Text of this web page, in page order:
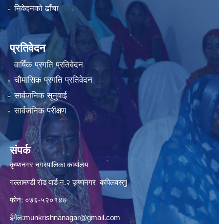
निवेदनको ढाँचा
प्रतिवेदन
वार्षिक प्रगति प्रतिवेदन
चौमासिक प्रगति प्रतिवेदन
सार्वजनिक सुनुवाई
सार्वजनिक परीक्षण
संपर्क
कृष्णनगर नगरपालिका कार्यालय
गल्लामण्डी रोड वार्ड न.२ कृष्णनगर कपिलवस्तु|
फोन: ०७६-५२०१४७
ईमेल:munkrishnanagar@gmail.com